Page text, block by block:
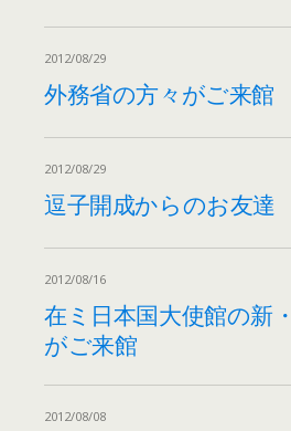
2012/08/29
外務省の方々がご来館
2012/08/29
逗子開成からのお友達
2012/08/16
在ミ日本国大使館の新
がご来館
2012/08/08